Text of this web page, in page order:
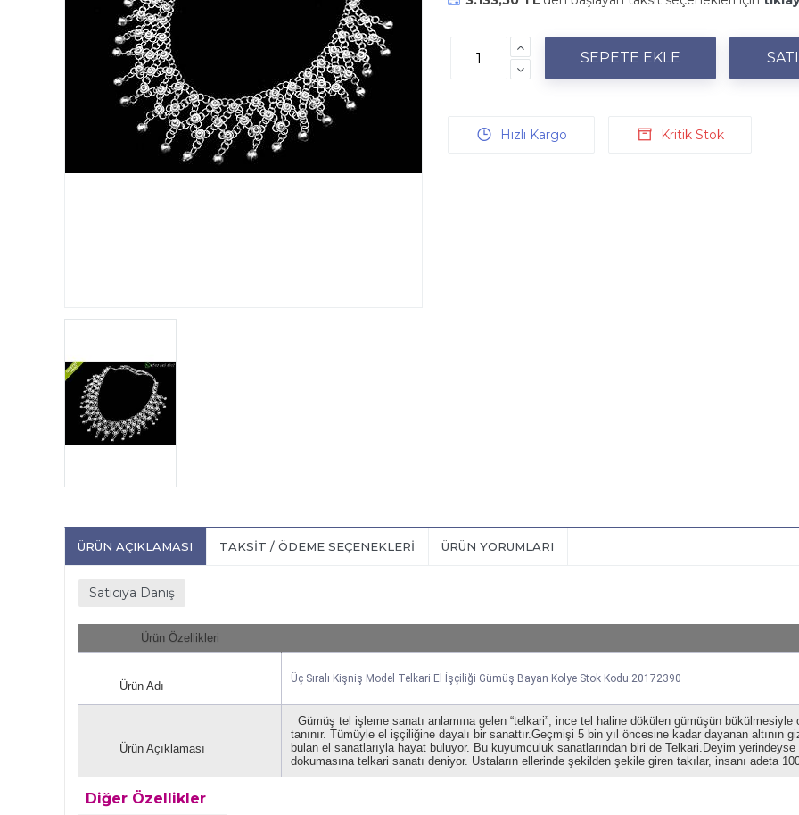
ÜRÜN AÇIKLAMASI TAKSIT / ÖDEME SEÇENEKLERI ÜRÜN YORUMLARI
Satıcıya Danış
Ürün Özellikleri
Ürün Adı
Üç Sıralı Kişniş Model Telkari El İşçiliği Gümüş Bayan Kolye Stok Kodu:20172390
Ürün Açıklaması
Gümüş tel işleme sanatı anlamına gelen “telkari”, ince tel haline dökülen gümüşün
tanınır. Tümüyle el işçiliğine dayalı bir sanattır.Geçmişi 5 bin yıl öncesine kadar dayanan altının
bulan el sanatlarıyla hayat buluyor. Bu kuyumculuk sanatlarından biri de Telkari.Deyim
dokumasına telkari sanatı deniyor. Ustaların ellerinde şekilden şekile giren takılar, insanı adeta
Diğer Özellikler